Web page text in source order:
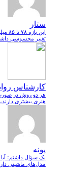
ستار
تغییر محسوسی
کارشناس
هر دو روش در
هنری بیشتری
پونه
یک سؤال داشتم؛
مدل‌های ماشینی